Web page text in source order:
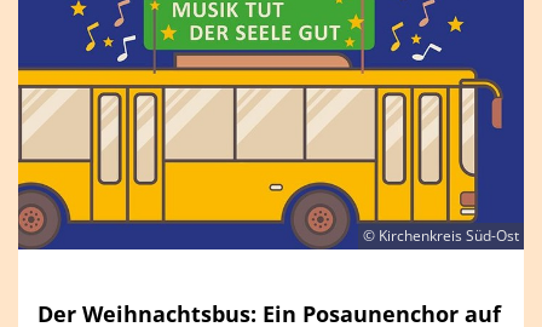
© Kirchenkreis Süd-Ost
Der Weihnachtsbus: Ein Posaunenchor auf